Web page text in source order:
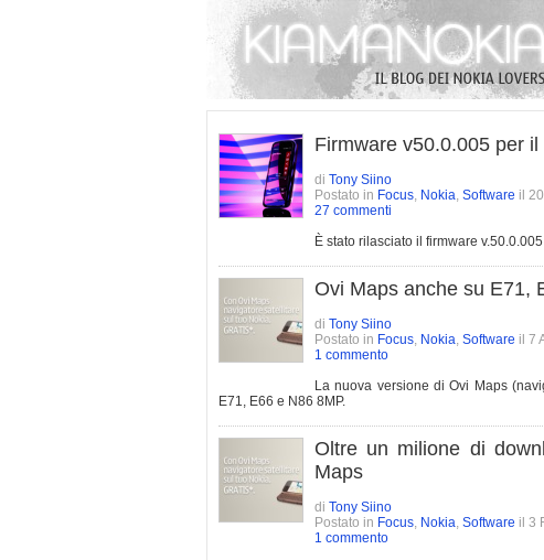
Firmware v50.0.005 per
di Tony Siino
Postato in Focus, Nokia, Software il
27 commenti
È stato rilasciato il firmware
Ovi Maps anche su E71,
di Tony Siino
Postato in Focus, Nokia, Software il 7
1 commento
La nuova versione di Ovi Maps
E71, E66 e N86 8MP.
Oltre un milione di
Maps
di Tony Siino
Postato in Focus, Nokia, Software il 3
1 commento